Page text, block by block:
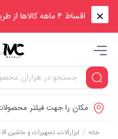
اقساط ۴ ماهه کالاها از طریق ترب پی، اسنپ پی و دیجی پی
مکان را جهت فیلتر
خانه / ابزارآلات، تجهیزات و ماشین